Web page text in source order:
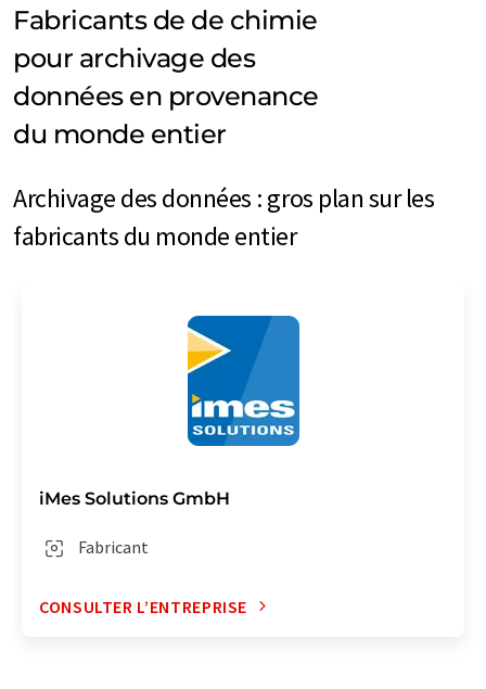
Fabricants de de chimie
pour archivage des
données en provenance
du monde entier
Archivage des données : gros plan sur les
fabricants du monde entier
iMes Solutions GmbH
Fabricant
CONSULTER L’ENTREPRISE